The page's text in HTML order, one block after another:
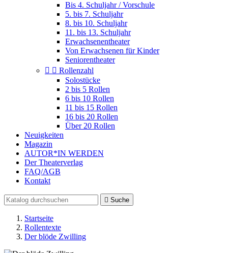
Bis 4. Schuljahr / Vorschule
5. bis 7. Schuljahr
8. bis 10. Schuljahr
11. bis 13. Schuljahr
Erwachsenentheater
Von Erwachsenen für Kinder
Seniorentheater
  Rollenzahl
Solostücke
2 bis 5 Rollen
6 bis 10 Rollen
11 bis 15 Rollen
16 bis 20 Rollen
Über 20 Rollen
Neuigkeiten
Magazin
AUTOR*IN WERDEN
Der Theaterverlag
FAQ/AGB
Kontakt
 Suche
Startseite
Rollentexte
Der blöde Zwilling